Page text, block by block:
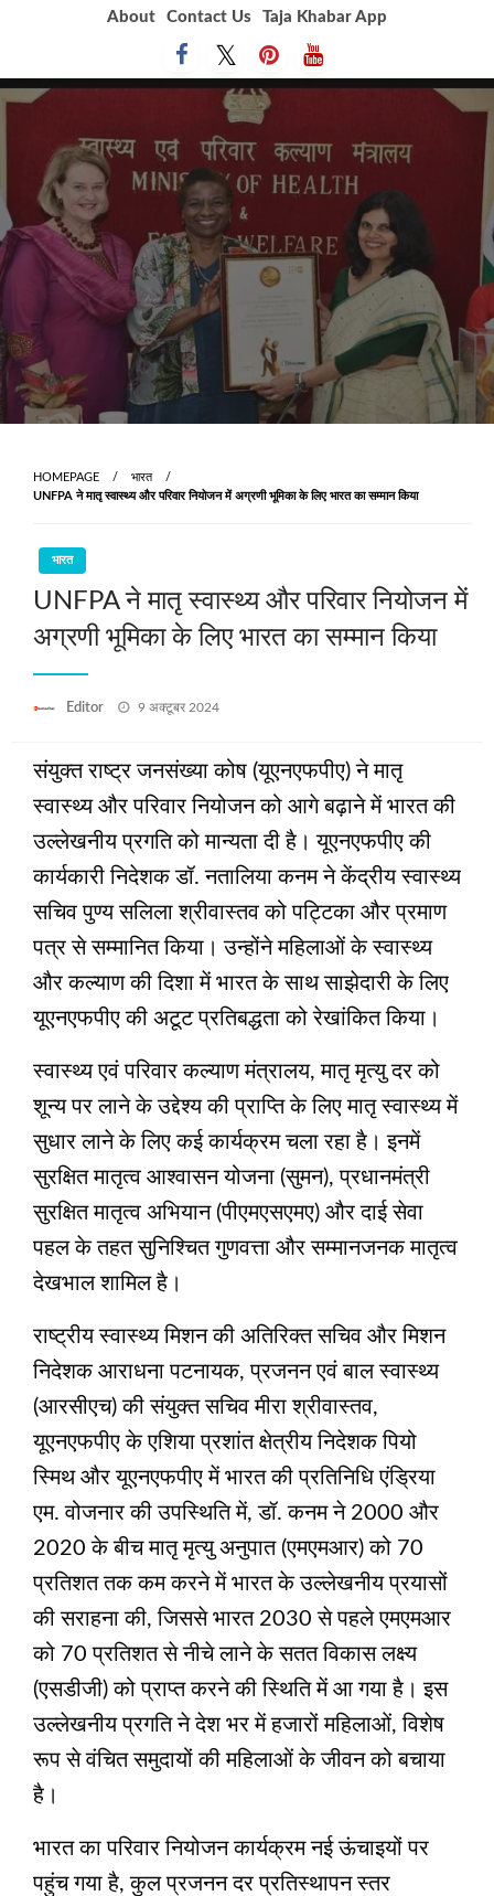
About Contact Us Taja Khabar App
HOMEPAGE
भारत
UNFPA ने मातृ स्वास्थ्य और परिवार नियोजन में अग्रणी भूमिका के लिए भारत का सम्मान किया
भारत
UNFPA ने मातृ स्वास्थ्य और परिवार नियोजन में
अग्रणी भूमिका के लिए भारत का सम्मान किया
Editor
Posted
9 अक्टूबर 2024
संयुक्त राष्ट्र जनसंख्या कोष (यूएनएफपीए) ने मातृ
स्वास्थ्य और परिवार नियोजन को आगे बढ़ाने में भारत की
उल्‍लेखनीय प्रगति को मान्यता दी है। यूएनएफपीए की
कार्यकारी निदेशक डॉ. नतालिया कनम ने केंद्रीय स्वास्थ्य
सचिव पुण्य सलिला श्रीवास्तव को पट्टिका और प्रमाण
पत्र से सम्मानित किया। उन्‍होंने महिलाओं के स्वास्थ्य
और कल्याण की दिशा में भारत के साथ साझेदारी के लिए
यूएनएफपीए की अटूट प्रतिबद्धता को रेखांकित किया।
स्वास्थ्य एवं परिवार कल्याण मंत्रालय, मातृ मृत्यु दर को
शून्‍य पर लाने के उद्देश्‍य की प्राप्ति के लिए मातृ स्वास्थ्य में
सुधार लाने के लिए कई कार्यक्रम चला रहा है। इनमें
सुरक्षित मातृत्व आश्वासन योजना (सुमन), प्रधानमंत्री
सुरक्षित मातृत्व अभियान (पीएमएसएमए) और दाई सेवा
पहल के तहत सुनिश्चित गुणवत्ता और सम्मानजनक मातृत्व
देखभाल शामिल है।
राष्ट्रीय स्वास्थ्य मिशन की अतिरिक्त सचिव और मिशन
निदेशक आराधना पटनायक, प्रजनन एवं बाल स्वास्थ्य
(आरसीएच) की संयुक्त सचिव मीरा श्रीवास्तव,
यूएनएफपीए के एशिया प्रशांत क्षेत्रीय निदेशक पियो
स्मिथ और यूएनएफपीए में भारत की प्रतिनिधि एंड्रिया
एम. वोजनार की उपस्थिति में, डॉ. कनम ने 2000 और
2020 के बीच मातृ मृत्यु अनुपात (एमएमआर) को 70
प्रतिशत तक कम करने में भारत के उल्लेखनीय प्रयासों
की सराहना की, जिससे भारत 2030 से पहले एमएमआर
को 70 प्रतिशत से नीचे लाने के सतत विकास लक्ष्य
(एसडीजी) को प्राप्त करने की स्थिति में आ गया है। इस
उल्लेखनीय प्रगति ने देश भर में हजारों महिलाओं, विशेष
रूप से वंचित समुदायों की महिलाओं के जीवन को बचाया
है।
भारत का परिवार नियोजन कार्यक्रम नई ऊंचाइयों पर
पहुंच गया है, कुल प्रजनन दर प्रतिस्थापन स्तर